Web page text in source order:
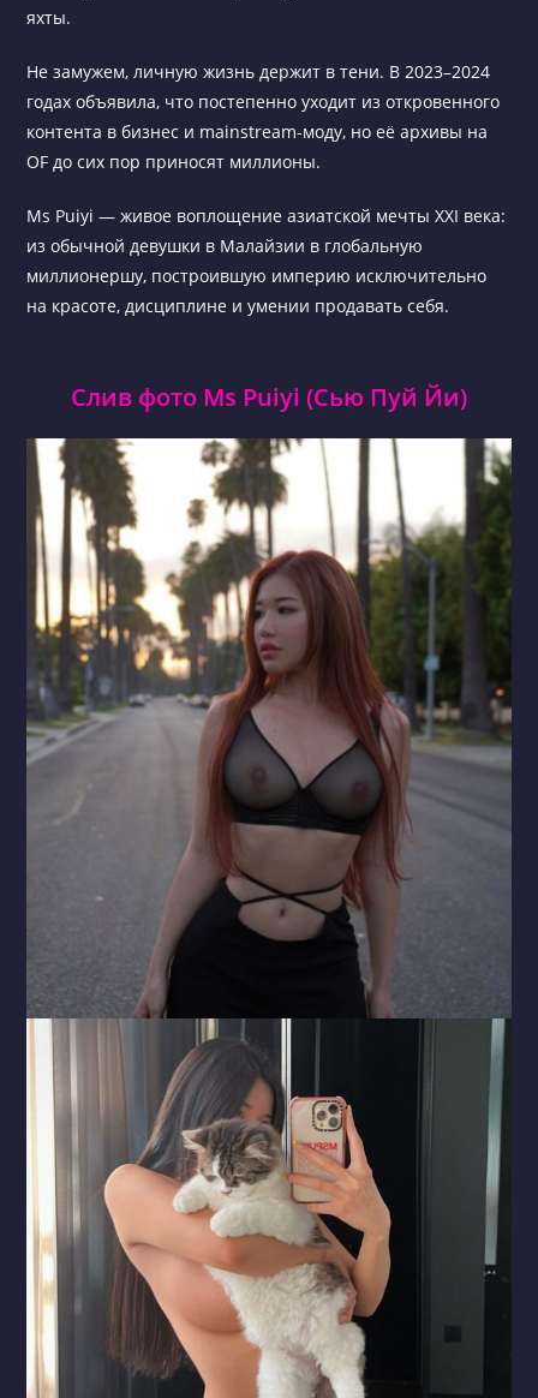
яхты.
Не замужем, личную жизнь держит в тени. В 2023–2024
годах объявила, что постепенно уходит из откровенного
контента в бизнес и mainstream-моду, но её архивы на
OF до сих пор приносят миллионы.
Ms Puiyi — живое воплощение азиатской мечты XXI века:
из обычной девушки в Малайзии в глобальную
миллионершу, построившую империю исключительно
на красоте, дисциплине и умении продавать себя.
Слив фото Ms Puiyi (Сью Пуй Йи)